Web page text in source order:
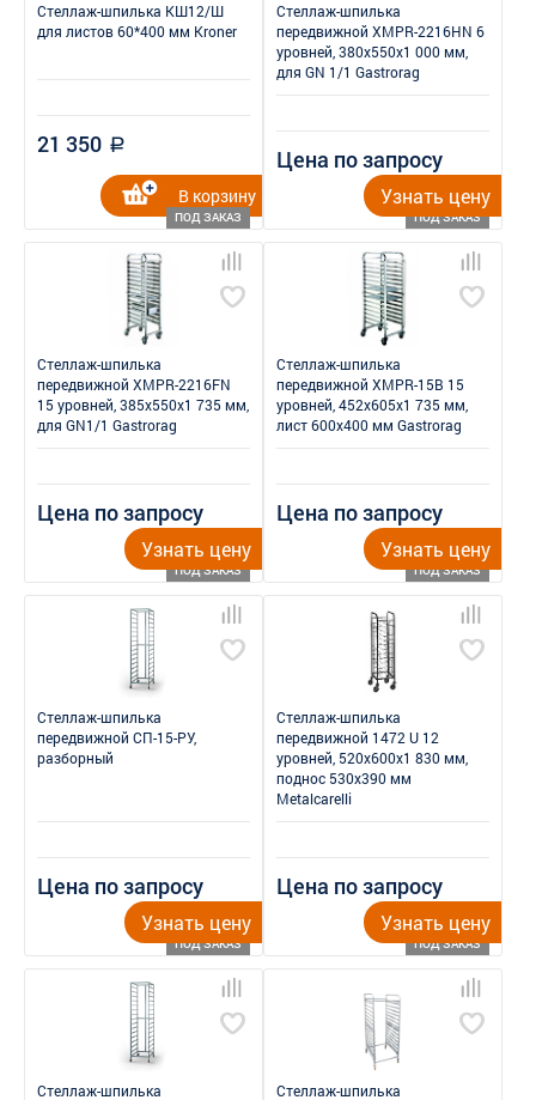
Стеллаж-шпилька КШ12/Ш
для листов 60*400 мм Kroner
21 350 a
ПОД ЗАКАЗ
В корзину
Стеллаж-шпилька
передвижной XMPR-2216HN 6
уровней, 380x550x1 000 мм,
для GN 1/1 Gastrorag
Цена по запросу
ПОД ЗАКАЗ
Узнать цену
Стеллаж-шпилька
передвижной XMPR-2216FN
15 уровней, 385x550x1 735 мм,
для GN1/1 Gastrorag
Цена по запросу
ПОД ЗАКАЗ
Узнать цену
Стеллаж-шпилька
передвижной XMPR-15B 15
уровней, 452x605x1 735 мм,
лист 600x400 мм Gastrorag
Цена по запросу
ПОД ЗАКАЗ
Узнать цену
Стеллаж-шпилька
передвижной СП-15-РУ,
разборный
Цена по запросу
ПОД ЗАКАЗ
Узнать цену
Стеллаж-шпилька
передвижной 1472 U 12
уровней, 520x600x1 830 мм,
поднос 530x390 мм
Metalcarelli
Цена по запросу
ПОД ЗАКАЗ
Узнать цену
Стеллаж-шпилька Стеллаж-шпилька